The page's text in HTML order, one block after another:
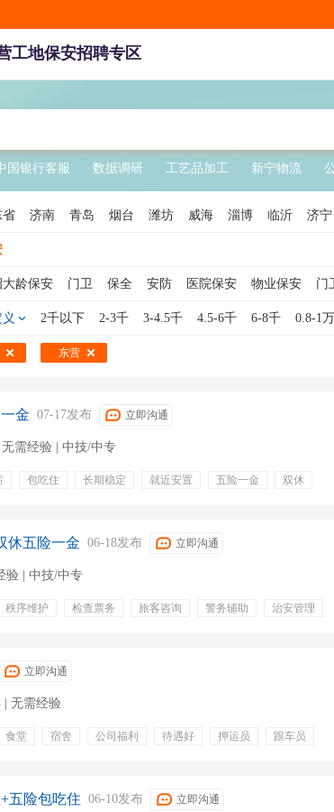
工地保安招聘专区
国银行客服 数据调研 工艺品加工 新宁物流
省 济南 青岛 烟台 潍坊 威海 淄博 临沂 济宁
大龄保安 门卫 保全 安防 医院保安 物业保安 门
保安 临时工保安 学校保安 临时保安 工厂保安
义 2千以下 2-3千 3-4.5千 4.5-6千 6-8千 0.8-1万
东营
金 07-17发布 立即沟通
无需经验 | 中技/中专
包吃住 长期稳定 就近安置 五险一金
双休
休五险一金 06-18发布 立即沟通
验 | 中技/中专
秩序维护 检查票务 旅客咨询 警务辅助
治安管理
立即沟通
| 无需经验
食堂 宿舍 公司福利 待遇好 押运员 跟车员
五险包吃住 06-10发布 立即沟通